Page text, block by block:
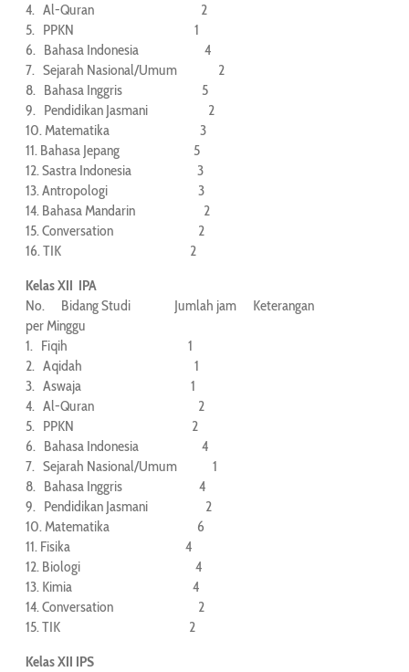
4. Al-Quran 2
5. PPKN 1
6. Bahasa Indonesia 4
7. Sejarah Nasional/Umum 2
8. Bahasa Inggris 5
9. Pendidikan Jasmani 2
10. Matematika 3
11. Bahasa Jepang 5
12. Sastra Indonesia 3
13. Antropologi 3
14. Bahasa Mandarin 2
15. Conversation 2
16. TIK 2
Kelas XII IPA
No. Bidang Studi Jumlah jam Keterangan
per Minggu
1. Fiqih 1
2. Aqidah 1
3. Aswaja 1
4. Al-Quran 2
5. PPKN 2
6. Bahasa Indonesia 4
7. Sejarah Nasional/Umum 1
8. Bahasa Inggris 4
9. Pendidikan Jasmani 2
10. Matematika 6
11. Fisika 4
12. Biologi 4
13. Kimia 4
14. Conversation 2
15. TIK 2
Kelas XII IPS